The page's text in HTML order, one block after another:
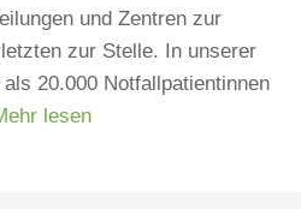
und Zentren zur
zur Stelle. In unserer
20.000 Notfallpatientinnen
lesen